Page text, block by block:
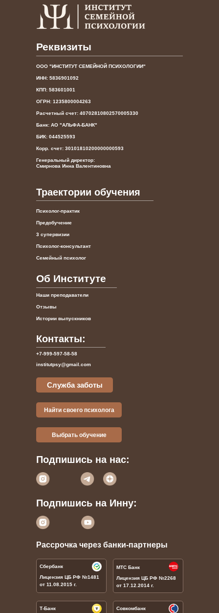
Реквизиты
ООО "ИНСТИТУТ СЕМЕЙНОЙ ПСИХОЛОГИИ"
ИНН: 5836901092
КПП: 583601001
ОГРН: 1235800004263
Расчетный счет: 40702810802570005330
Банк: АО "АЛЬФА-БАНК"
БИК: 044525593
Корр. счет: 30101810200000000593
Генеральный директор:
Смирнова Инна Валентиновна
Траектории обучения
Психолог-практик
Предобучение
3 супервизии
Психолог-консультант
Семейный психолог
Контакты:
+7-999-597-58-58
Служба заботы
institutpsy@gmail.com
Об Институте
Наши преподаватели
Отзывы
Истории выпускников
Найти своего психолога
Выбрать обучение
Подпишись на нас:
Подпишись на Инну:
Рассрочка через банки-партнеры
Сбербанк
Лицензия ЦБ РФ №1481
от 11.08.2015 г.
Т-Банк
МТС Банк
Лицензия ЦБ РФ №2268
от 17.12.2014 г.
Совкомбанк